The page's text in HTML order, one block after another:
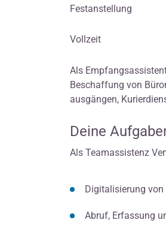
Festanstellung
Vollzeit
Als
Beschaffung von
ausgängen,
Deine
Als Teamassistenz
Digitalisierung von
Abruf, Erfassung